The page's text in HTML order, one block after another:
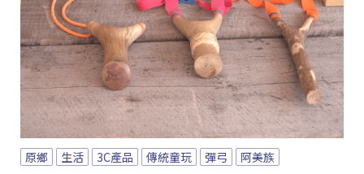
原鄉 生活 3C產品 傳統童玩 彈弓 阿美族